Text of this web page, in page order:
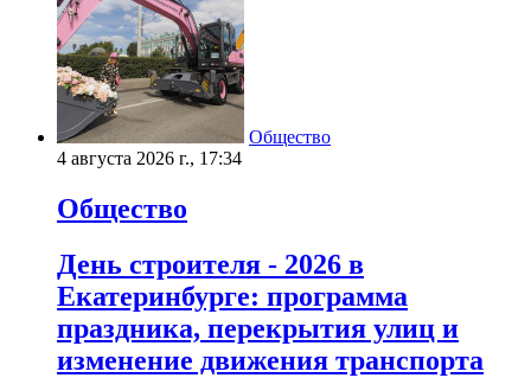
Общество
4 августа 2026 г., 17:34
Общество
День строителя - 2026 в
Екатеринбурге: программа
праздника, перекрытия улиц и
изменение движения транспорта